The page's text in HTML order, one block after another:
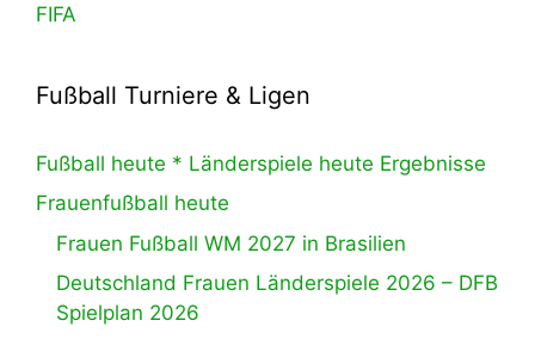
FIFA
Fußball Turniere & Ligen
Fußball heute * Länderspiele heute Ergebnisse
Frauenfußball heute
Frauen Fußball WM 2027 in Brasilien
Deutschland Frauen Länderspiele 2026 – DFB
Spielplan 2026